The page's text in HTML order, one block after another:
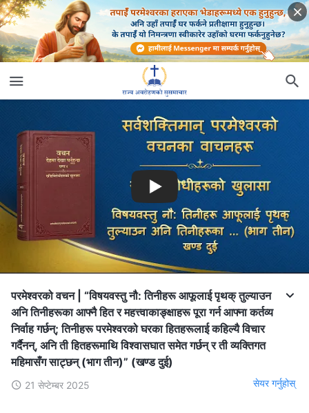
परमेश्‍वरको वचन | “विषयवस्तु नौ: तिनीहरू आफूलाई पृथक् तुल्याउन
अनि तिनीहरूका आफ्‍नै हित र महत्त्वाकाङ्क्षाहरू पूरा गर्न आफ्‍ना कर्तव्य
निर्वाह गर्छन्; तिनीहरू परमेश्‍वरको घरका हितहरूलाई कहिल्यै विचार
गर्दैनन्, अनि ती हितहरूमाथि विश्‍वासघात समेत गर्छन् र ती व्यक्तिगत
महिमासँग साट्छन् (भाग तीन)” (खण्ड दुई)
21 सेप्टेम्बर 2025 सेयर गर्नुहोस्